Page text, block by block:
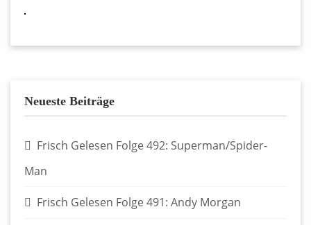
Neueste Beiträge
Frisch Gelesen Folge 492: Superman/Spider-
Man
Frisch Gelesen Folge 491: Andy Morgan